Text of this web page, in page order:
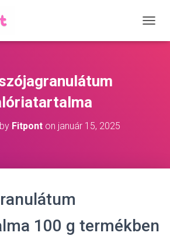
O
Fitpont on január 15, 2025
100 g termékben